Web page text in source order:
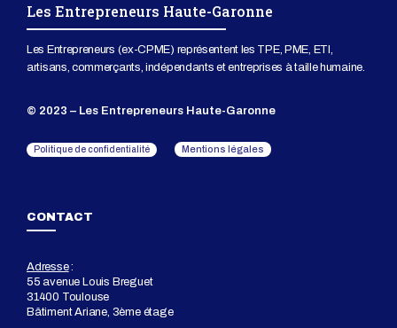
Les Entrepreneurs Haute-Garonne
Les Entrepreneurs (ex-CPME) représentent les TPE, PME, ETI,
artisans, commerçants, indépendants et entreprises à taille humaine.
© 2023 – Les Entrepreneurs Haute-Garonne
Politique de confidentialité Mentions légales
CONTACT
Adresse:
55 avenue Louis Breguet
31400 Toulouse
Bâtiment Ariane, 3ème étage